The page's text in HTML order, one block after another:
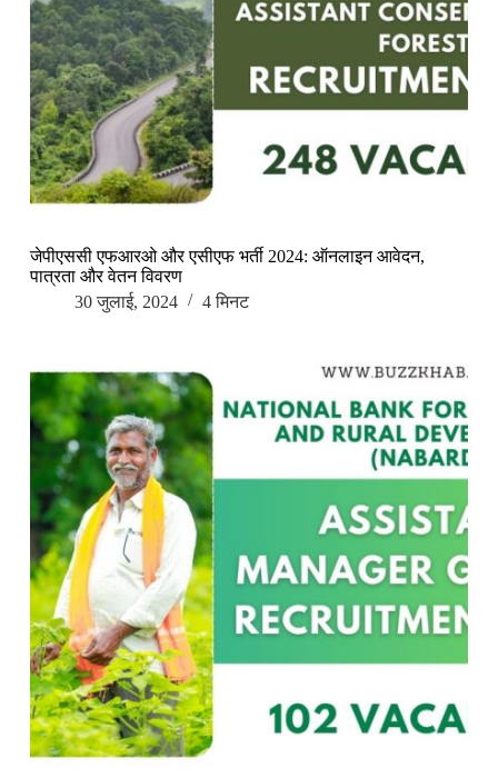
जेपीएससी एफआरओ और एसीएफ भर्ती 2024: ऑनलाइन आवेदन,
पात्रता और वेतन विवरण
30 जुलाई, 2024
4 मिनट